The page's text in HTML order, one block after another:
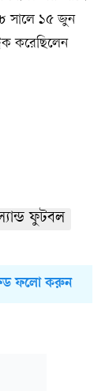
সালে ১৫ জুন
করেছিলেন
ফুটবল
ফলো করুন